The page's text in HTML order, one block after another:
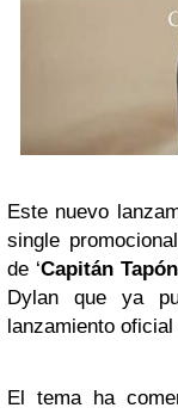
Este nuevo
single
de ‘Capitán
Dylan que ya
lanzamiento
El tema ha